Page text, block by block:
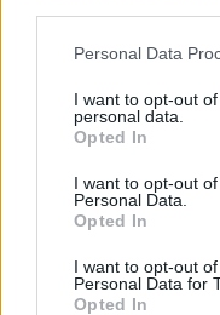
Personal Data
I want to opt-out
personal data.
Opted In
I want to opt-out
Personal Data.
Opted In
I want to opt-out
Personal Data for
Opted In
AVG
Aktivne
08:00
AVG
7
Večer pesmi
20:00
Najbolj brano